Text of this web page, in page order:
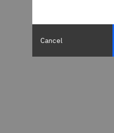
Cancel